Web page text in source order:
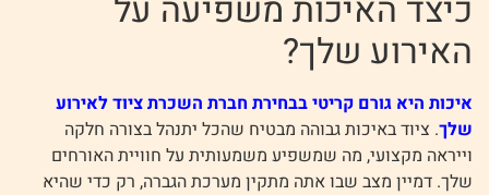
כיצד האיכות משפיעה על
האירוע שלך?
איכות היא גורם קריטי בבחירת חברת השכרת ציוד לאירוע
שלך. ציוד באיכות גבוהה מבטיח שהכל יתנהל בצורה חלקה
וייראה מקצועי, מה שמשפיע משמעותית על חוויית האורחים
שלך. דמיין מצב שבו אתה מתקין מערכת הגברה, רק כדי שהיא